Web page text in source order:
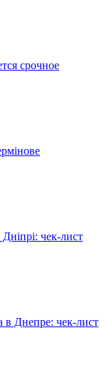
срочное
чек-лист
в Днепре: чек-лист